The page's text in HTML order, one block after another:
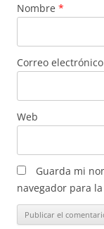
Nombre *
Correo electrónico
Web
Guarda mi
navegador para